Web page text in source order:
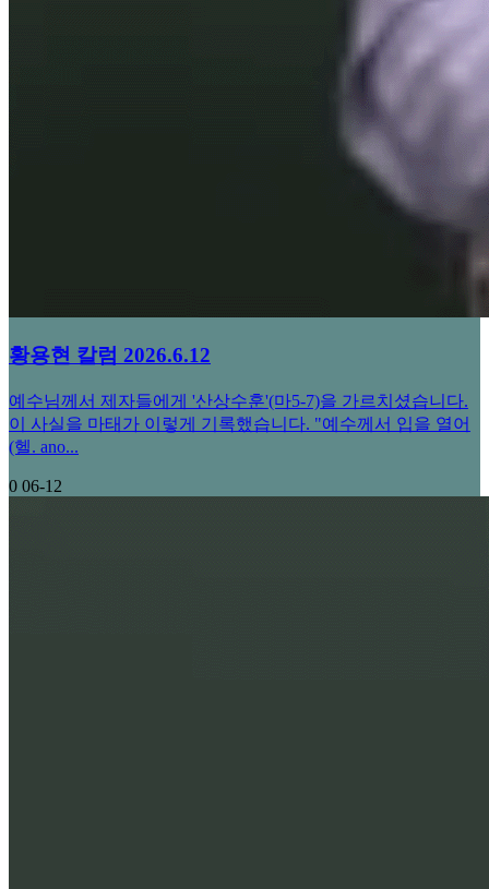
황용현 칼럼 2026.6.12
예수님께서 제자들에게 '산상수훈'(마5-7)을 가르치셨습니다.
이 사실을 마태가 이렇게 기록했습니다. "예수께서 입을 열어
(헬. ano...
0 06-12